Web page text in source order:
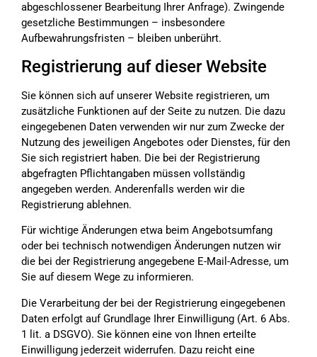
abgeschlossener Bearbeitung Ihrer Anfrage). Zwingende
gesetzliche Bestimmungen – insbesondere
Aufbewahrungsfristen – bleiben unberührt.
Registrierung auf dieser Website
Sie können sich auf unserer Website registrieren, um
zusätzliche Funktionen auf der Seite zu nutzen. Die dazu
eingegebenen Daten verwenden wir nur zum Zwecke der
Nutzung des jeweiligen Angebotes oder Dienstes, für den
Sie sich registriert haben. Die bei der Registrierung
abgefragten Pflichtangaben müssen vollständig
angegeben werden. Anderenfalls werden wir die
Registrierung ablehnen.
Für wichtige Änderungen etwa beim Angebotsumfang
oder bei technisch notwendigen Änderungen nutzen wir
die bei der Registrierung angegebene E-Mail-Adresse, um
Sie auf diesem Wege zu informieren.
Die Verarbeitung der bei der Registrierung eingegebenen
Daten erfolgt auf Grundlage Ihrer Einwilligung (Art. 6 Abs.
1 lit. a DSGVO). Sie können eine von Ihnen erteilte
Einwilligung jederzeit widerrufen. Dazu reicht eine